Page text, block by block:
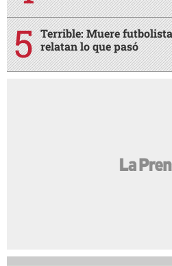
Terrible: Muere
relatan lo que pasó